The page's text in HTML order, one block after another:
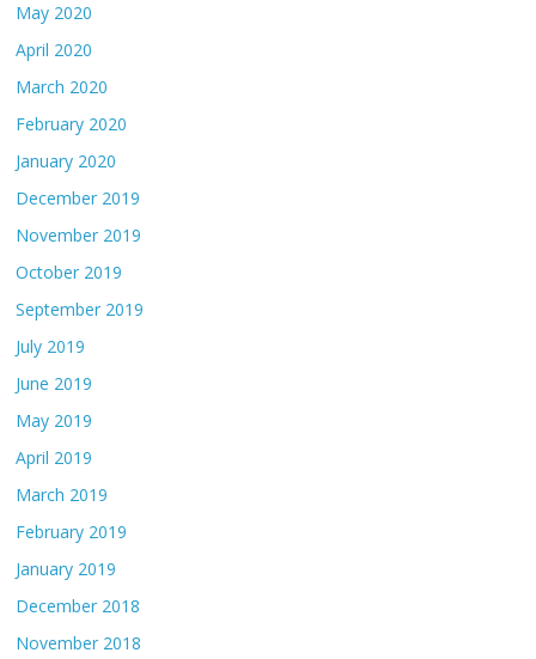
May 2020
April 2020
March 2020
February 2020
January 2020
December 2019
November 2019
October 2019
September 2019
July 2019
June 2019
May 2019
April 2019
March 2019
February 2019
January 2019
December 2018
November 2018